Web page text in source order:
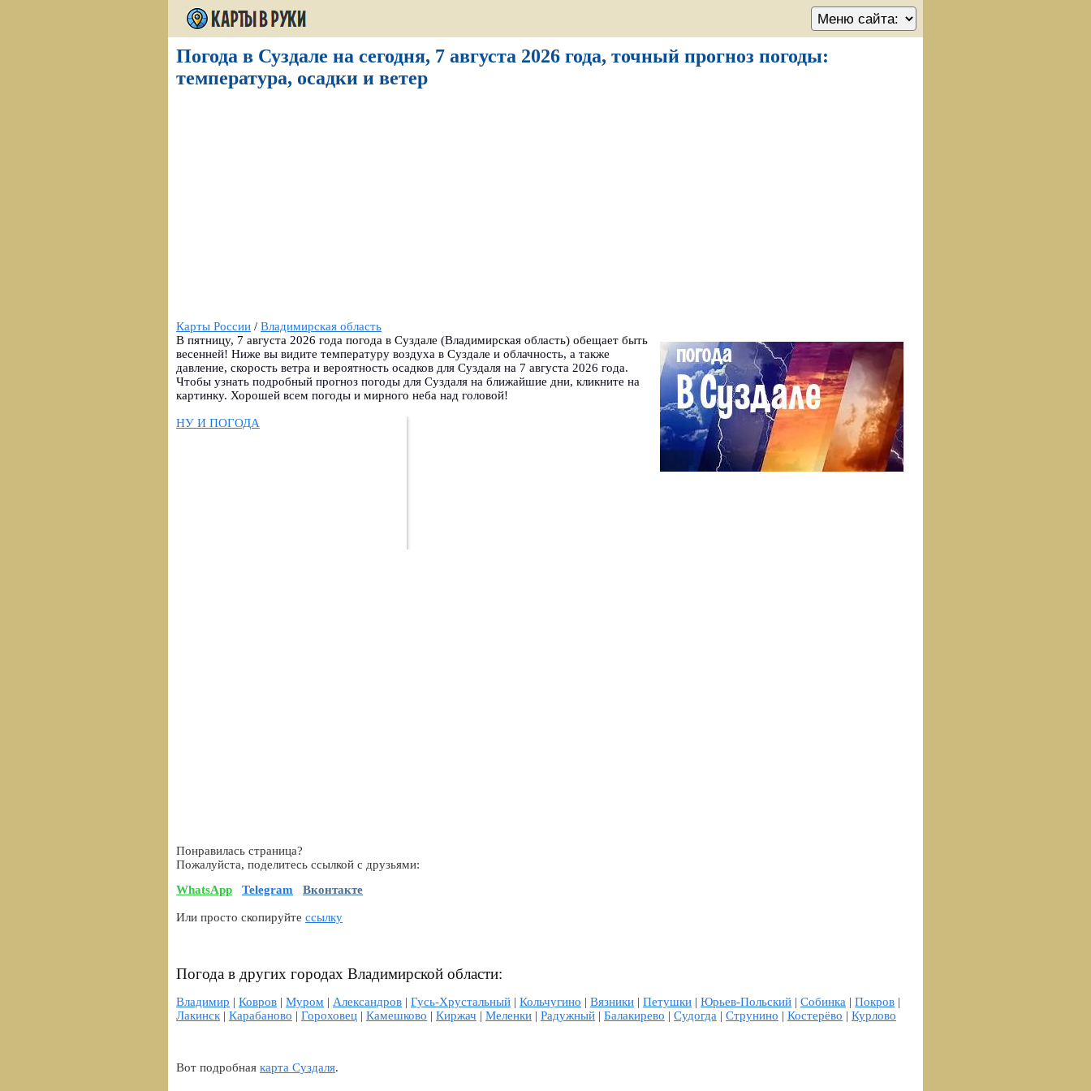
Погода в Суздале на сегодня, 7 августа 2026 года, точный прогноз погоды:
температура, осадки и ветер
Карты России / Владимирская область
В пятницу, 7 августа 2026 года погода в Суздале (Владимирская область) обещает быть
весенней! Ниже вы видите температуру воздуха в Суздале и облачность, а также
давление, скорость ветра и вероятность осадков для Суздаля на 7 августа 2026 года.
Чтобы узнать подробный прогноз погоды для Суздаля на ближайшие дни, кликните на
картинку. Хорошей всем погоды и мирного неба над головой!
НУ И ПОГОДА
Понравилась страница?
Пожалуйста, поделитесь ссылкой с друзьями:
WhatsApp
Telegram Вконтакте
Или просто скопируйте ссылку
Погода в других городах Владимирской области:
Владимир | Ковров | Муром | Александров | Гусь-Хрустальный | Кольчугино | Вязники | Петушки | Юрьев-Польский | Собинка | Покров |
Лакинск| Карабаново | Гороховец | Камешково | Киржач | Меленки | Радужный | Балакирево | Судогда | Струнино | Костерёво | Курлово
Вот подробная карта Суздаля.